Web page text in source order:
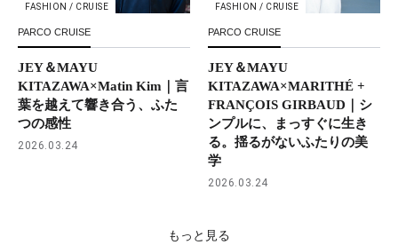
FASHION / CRUISE
PARCO CRUISE
JEY＆MAYU
KITAZAWA×Matin Kim｜言
葉を越えて響き合う、ふた
つの感性
2026.03.24
FASHION / CRUISE
PARCO CRUISE
JEY＆MAYU
KITAZAWA×MARITHÉ +
FRANÇOIS GIRBAUD｜シ
ンプルに、まっすぐに生き
る。揺るがないふたりの美
学
2026.03.24
もっと見る